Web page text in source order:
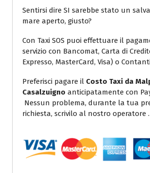
Sentirsi dire SI sarebbe stato un
mare aperto, giusto?
Con Taxi SOS puoi effettuare il
servizio con Bancomat, Carta di
Expresso, MasterCard, Visa) o
Preferisci pagare il Costo Taxi da
Casalzuigno anticipatamente con
Nessun problema, durante la tua
richiesta, scrivilo al nostro operatore .